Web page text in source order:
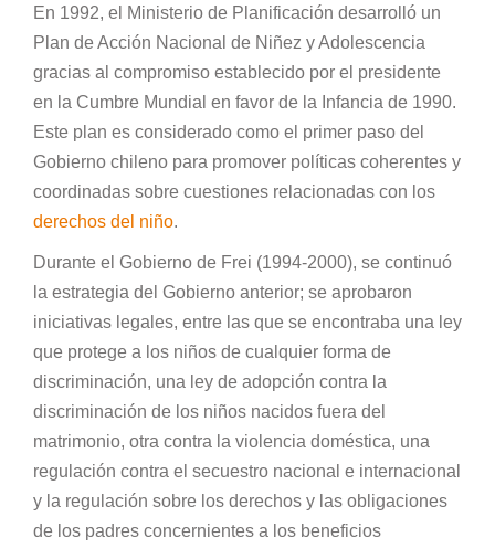
En 1992, el Ministerio de Planificación desarrolló un
Plan de Acción Nacional de Niñez y Adolescencia
gracias al compromiso establecido por el presidente
en la Cumbre Mundial en favor de la Infancia de 1990.
Este plan es considerado como el primer paso del
Gobierno chileno para promover políticas coherentes y
coordinadas sobre cuestiones relacionadas con los
derechos del niño.
Durante el Gobierno de Frei (1994-2000), se continuó
la estrategia del Gobierno anterior; se aprobaron
iniciativas legales, entre las que se encontraba una ley
que protege a los niños de cualquier forma de
discriminación, una ley de adopción contra la
discriminación de los niños nacidos fuera del
matrimonio, otra contra la violencia doméstica, una
regulación contra el secuestro nacional e internacional
y la regulación sobre los derechos y las obligaciones
de los padres concernientes a los beneficios